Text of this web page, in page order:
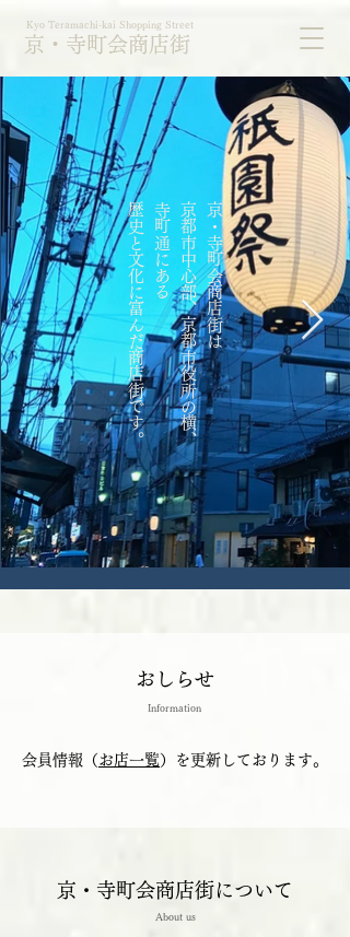
Kyo Teramachi-kai Shopping Street
京・寺町会商店街
京・寺町会商店街は
京都市中心部、京都市役所の横、
寺町通にある
歴史と文化に富んだ商店街です。
おしらせ
Information
会員情報（ お店一覧 ）を更新しております。
京・寺町会商店街について
About us